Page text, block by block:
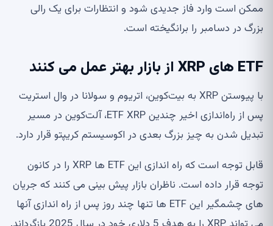
ممکن است وارد فاز جدیدی شود و انتظارات برای یک رالی
بزرگ در دسامبر را برانگیخته است.
ETF های XRP از بازار بهتر عمل می کنند
با پیوستن XRP به بیت‌کوین، اتریوم و سولانا در وال استریت
پس از راه‌اندازی اخیر چندین ETF XRP، آلت‌کوین در مسیر
تبدیل شدن به چیز بزرگ بعدی در اکوسیستم کریپتو قرار دارد.
قابل توجه است که راه اندازی این ETF ها XRP را در کانون
توجه قرار داده است. ناظران بازار پیش بینی می کنند که جریان
های چشمگیر این ETF ها تنها چند روز پس از راه اندازی آنها